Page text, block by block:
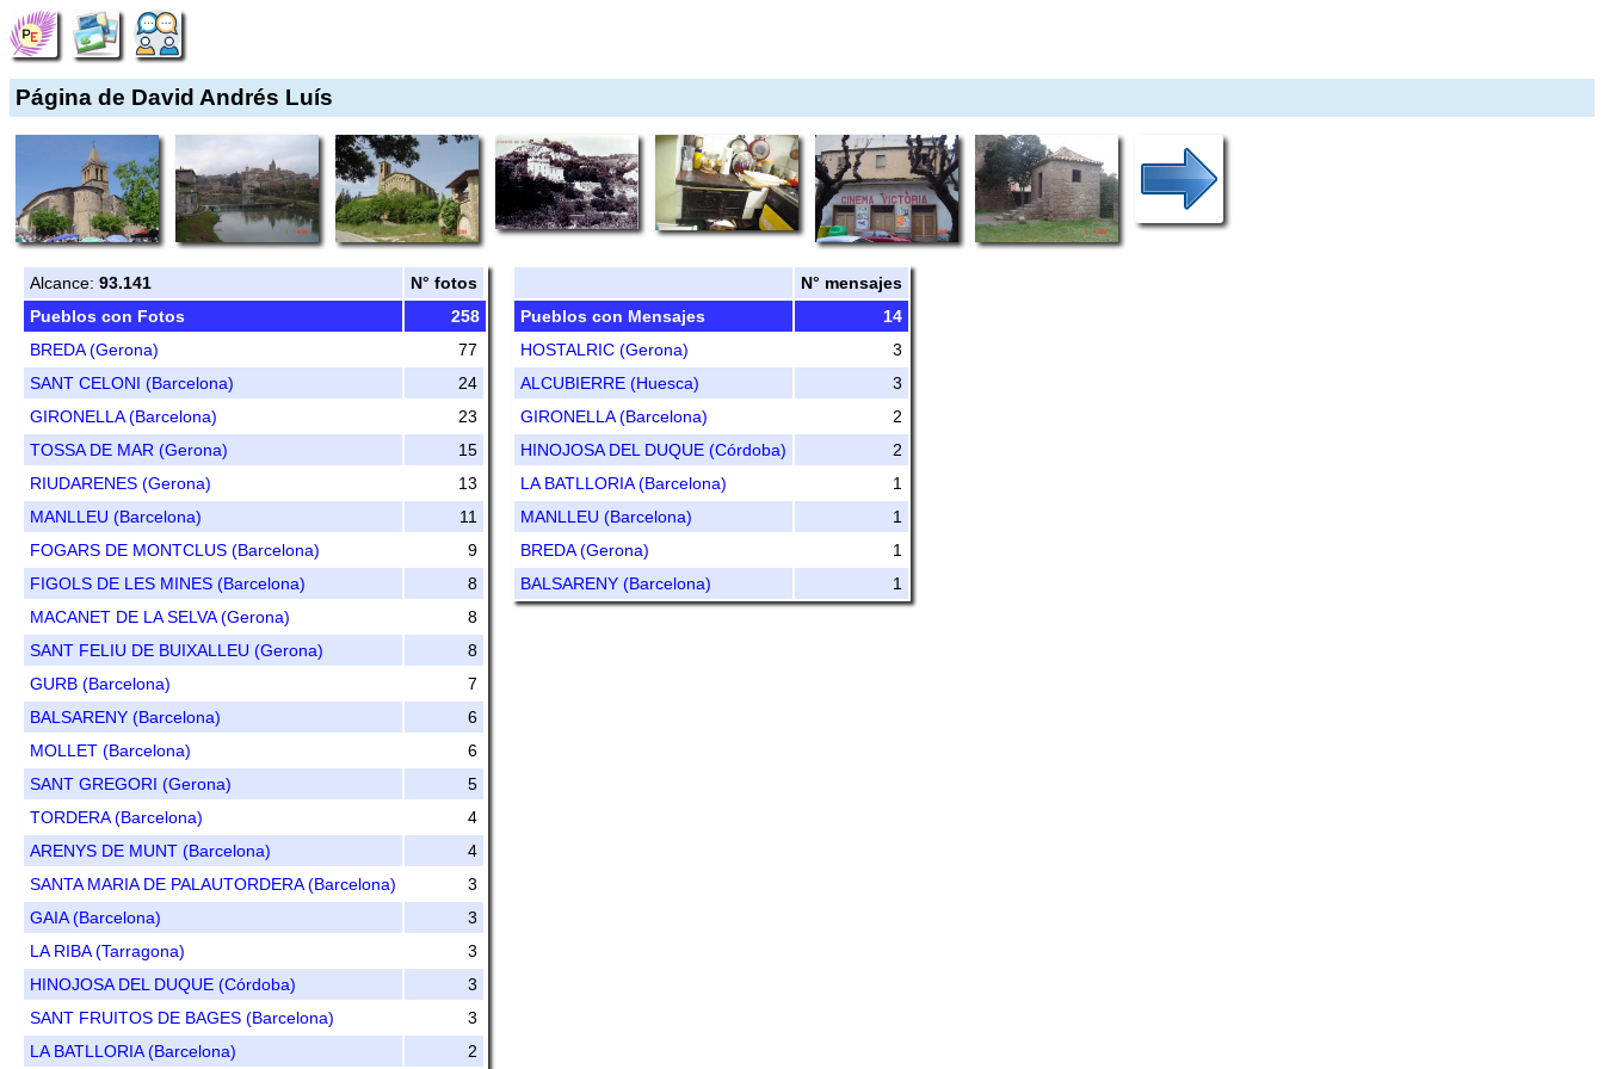
Página de David Andrés Luís
Alcance: 93.141
N° fotos
Pueblos con Fotos
258
BREDA (Gerona)
77
SANT CELONI (Barcelona)
24
GIRONELLA (Barcelona)
23
TOSSA DE MAR (Gerona)
15
RIUDARENES (Gerona)
13
MANLLEU (Barcelona)
11
FOGARS DE MONTCLUS (Barcelona)
9
FIGOLS DE LES MINES (Barcelona)
8
MACANET DE LA SELVA (Gerona)
8
SANT FELIU DE BUIXALLEU (Gerona)
8
GURB (Barcelona)
7
BALSARENY (Barcelona)
6
MOLLET (Barcelona)
6
SANT GREGORI (Gerona)
5
TORDERA (Barcelona)
4
ARENYS DE MUNT (Barcelona)
4
SANTA MARIA DE PALAUTORDERA (Barcelona)
3
GAIA (Barcelona)
3
LA RIBA (Tarragona)
3
HINOJOSA DEL DUQUE (Córdoba)
3
SANT FRUITOS DE BAGES (Barcelona)
3
LA BATLLORIA (Barcelona)
2
N° mensajes
Pueblos con Mensajes
14
HOSTALRIC (Gerona)
3
ALCUBIERRE (Huesca)
3
GIRONELLA (Barcelona)
2
HINOJOSA DEL DUQUE (Córdoba)
2
LA BATLLORIA (Barcelona)
1
MANLLEU (Barcelona)
1
BREDA (Gerona)
1
BALSARENY (Barcelona)
1